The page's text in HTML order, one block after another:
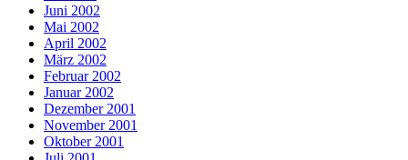
Juni 2002
Mai 2002
April 2002
März 2002
Februar 2002
Januar 2002
Dezember 2001
November 2001
Oktober 2001